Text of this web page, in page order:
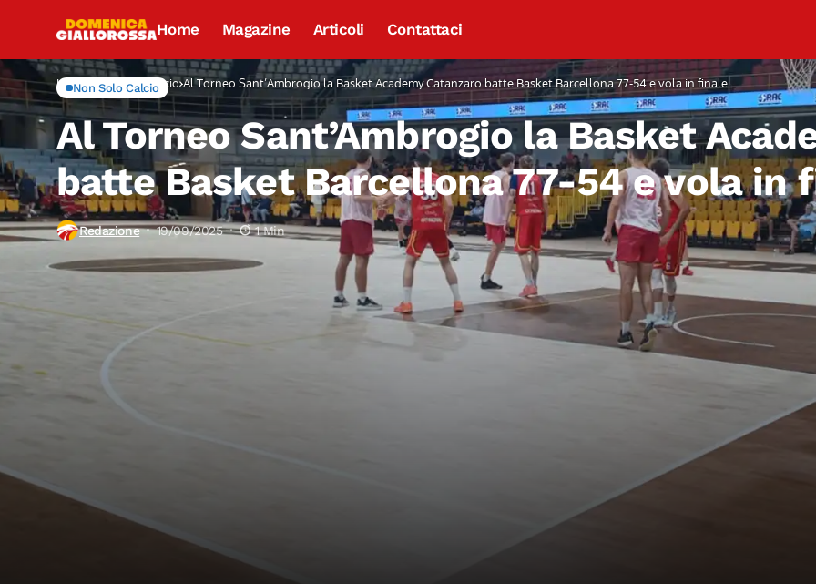
Home Magazine Articoli Contattaci
Home Non Solo Calcio Al Torneo Sant’Ambrogio la Basket Academy Catanzaro batte Basket Barcellona 77-54 e vola in finale.
Non Solo Calcio
Al Torneo Sant’Ambrogio la Basket
batte Basket Barcellona 77-54 e vola in
Redazione 19/09/2025 1 Min